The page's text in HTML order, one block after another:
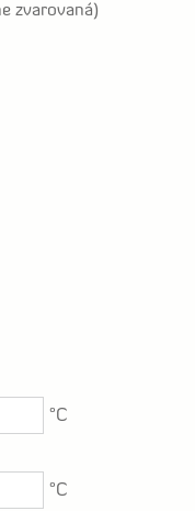
zvarovaná)
°C
°C